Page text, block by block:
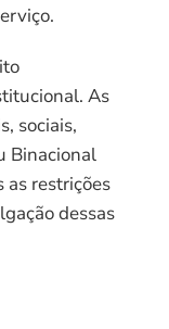
As
sociais,
Binacional
as restrições
dessas